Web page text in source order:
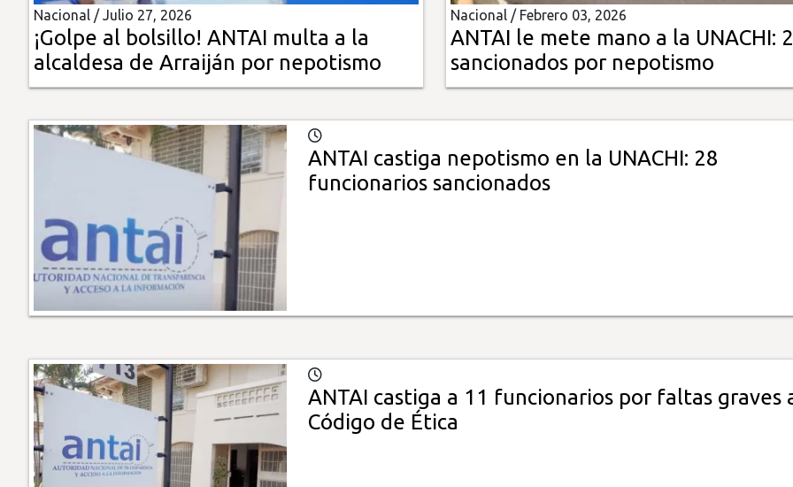
Multimedia
Impreso
Nacional /Julio 27, 2026
¡Golpe al bolsillo! ANTAI multa a la
alcaldesa de Arraiján por nepotismo
Nacional / Febrero 03, 2026
ANTAI le mete mano a la UNACHI:
sancionados por nepotismo
ANTAI castiga nepotismo en la UNACHI: 28
funcionarios sancionados
ANTAI castiga a 11 funcionarios por faltas graves
Código de Ética